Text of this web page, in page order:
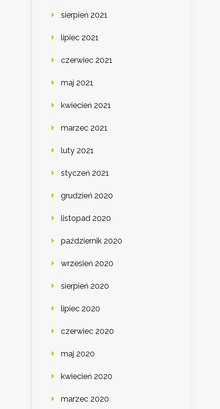
sierpień 2021
lipiec 2021
czerwiec 2021
maj 2021
kwiecień 2021
marzec 2021
luty 2021
styczeń 2021
grudzień 2020
listopad 2020
październik 2020
wrzesień 2020
sierpień 2020
lipiec 2020
czerwiec 2020
maj 2020
kwiecień 2020
marzec 2020